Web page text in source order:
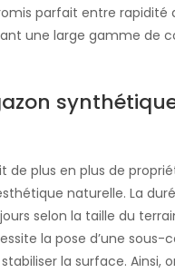
parfait entre rapidité
une large gamme de
de plus en plus de
naturelle. La
selon la taille du
la pose d’une sous-
la surface.